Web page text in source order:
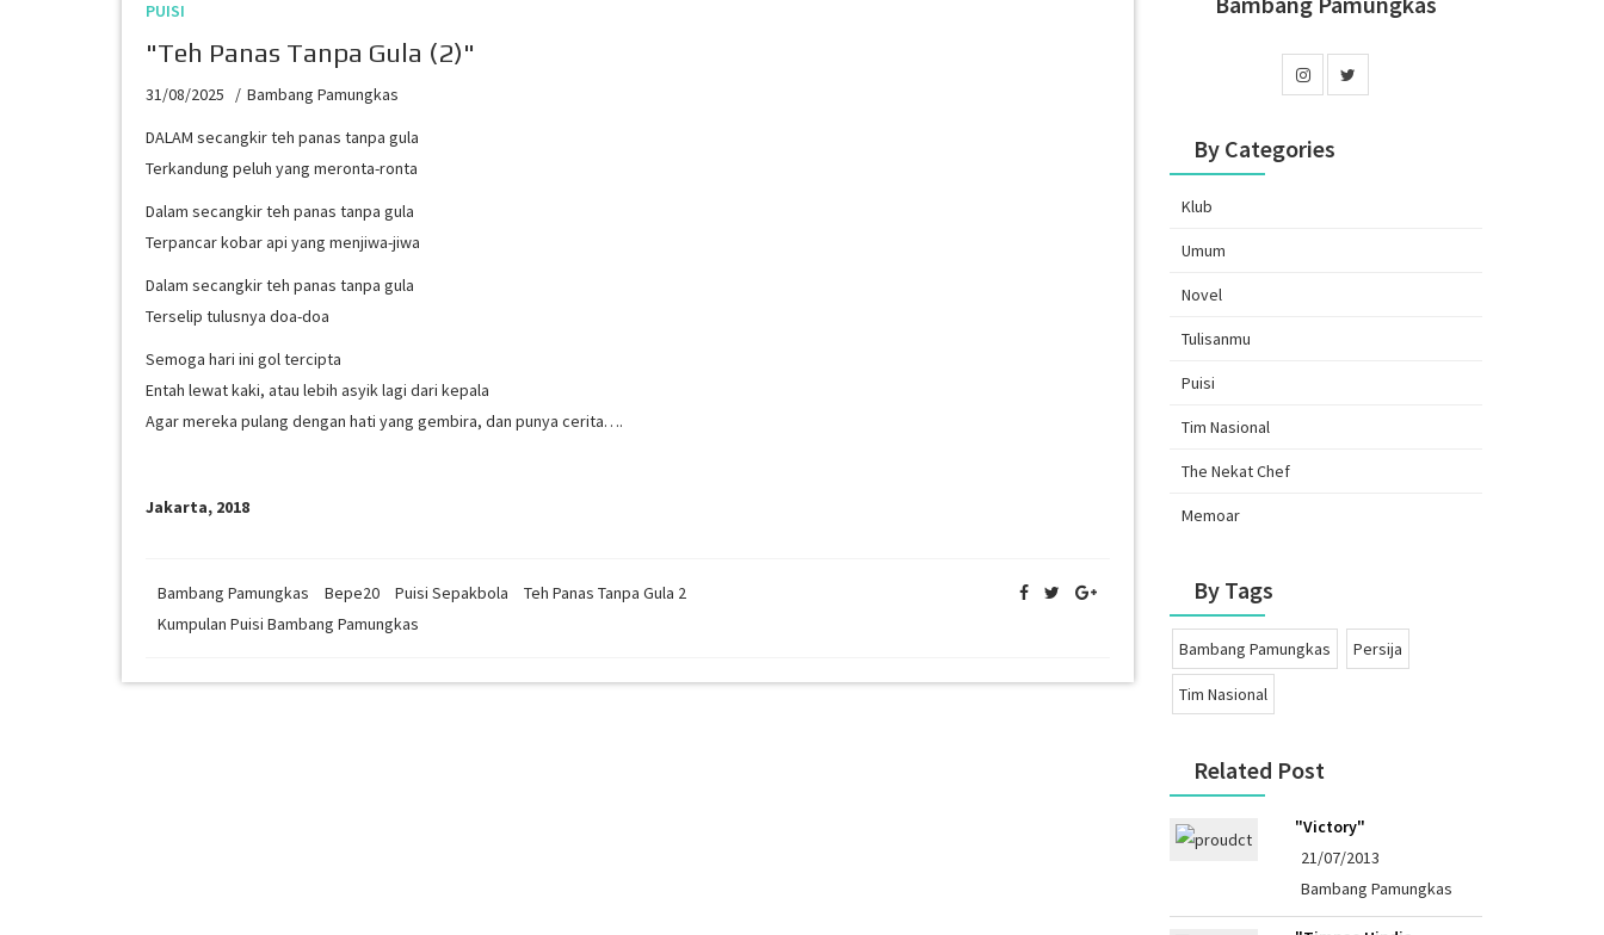
PUISI
"Teh Panas Tanpa Gula (2)"
31/08/2025
Bambang Pamungkas
DALAM secangkir teh panas tanpa gula
Terkandung peluh yang meronta-ronta
Dalam secangkir teh panas tanpa gula
Terpancar kobar api yang menjiwa-jiwa
Dalam secangkir teh panas tanpa gula
Terselip tulusnya doa-doa
Semoga hari ini gol tercipta
Entah lewat kaki, atau lebih asyik lagi dari kepala
Agar mereka pulang dengan hati yang gembira, dan punya cerita….
Jakarta, 2018
Bambang Pamungkas Bepe20 Puisi Sepakbola
Teh Panas Tanpa Gula 2
Kumpulan Puisi Bambang Pamungkas
By Categories
Klub
Umum
Novel
Tulisanmu
Puisi
Tim Nasional
The Nekat Chef
Memoar
By Tags
Bambang Pamungkas Persija
Tim Nasional
Related Post
"Victory"
21/07/2013
Bambang Pamungkas